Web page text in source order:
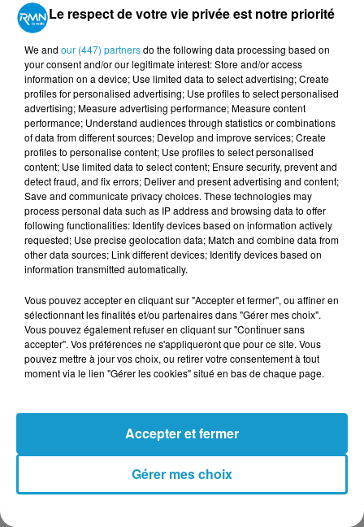
Météo-France met en avant un mois d'avril
particulièrement sec. Sur l'ensemble de la
saison, le déficit pluviométrique atteint 30 %
à l'échelle nationale. Ce printemps 2026
s'inscrit ainsi parmi les dix printemps les
moins arrosés observés au cours de la
période 1959-2026.
L'association de ces deux facteurs, des
températures estivales et une absence de
pluie, a eu des conséquences directes et
visibles sur l'environnement. Une situation
qui fait peser de lourdes inquiétudes sur
d'eau alors que l'été météorologique ne fait
que commencer.
LA MARQUE DU CHANGEMENT
anomalies répétées ne doivent rien au
hasard. Sous l'effet du changement
climatique global, provoqué par
Le respect de votre vie privée est notre priorité
We and our (447) partnersdo the following data processing based on
your consent and/or our legitimate interest: Store and/or access
information on a device; Use limited data to select advertising; Create
profiles for personalised advertising; Use profiles to select personalised
advertising; Measure advertising performance; Measure content
performance; Understand audiences through statistics or combinations
of data from different sources; Develop and improve services; Create
profiles to personalise content; Use profiles to select personalised
content; Use limited data to select content; Ensure security, prevent and
detect fraud, and fix errors; Deliver and present advertising and content;
Save and communicate privacy choices. These technologies may
process personal data such as IP address and browsing data to offer
following functionalities: Identify devices based on information actively
requested; Use precise geolocation data; Match and combine data from
other data sources; Link different devices; Identify devices based on
information transmitted automatically.
Vous pouvez accepter en cliquant sur "Accepter et fermer", ou affiner en
sélectionnant les finalités et/ou partenaires dans "Gérer mes choix".
Vous pouvez également refuser en cliquant sur "Continuer sans
accepter". Vos préférences ne s'appliqueront que pour ce site. Vous
pouvez mettre à jour vos choix, ou retirer votre consentement à tout
moment via le lien "Gérer les cookies" situé en bas de chaque page.
Gérer mes choix
Accepter et fermer